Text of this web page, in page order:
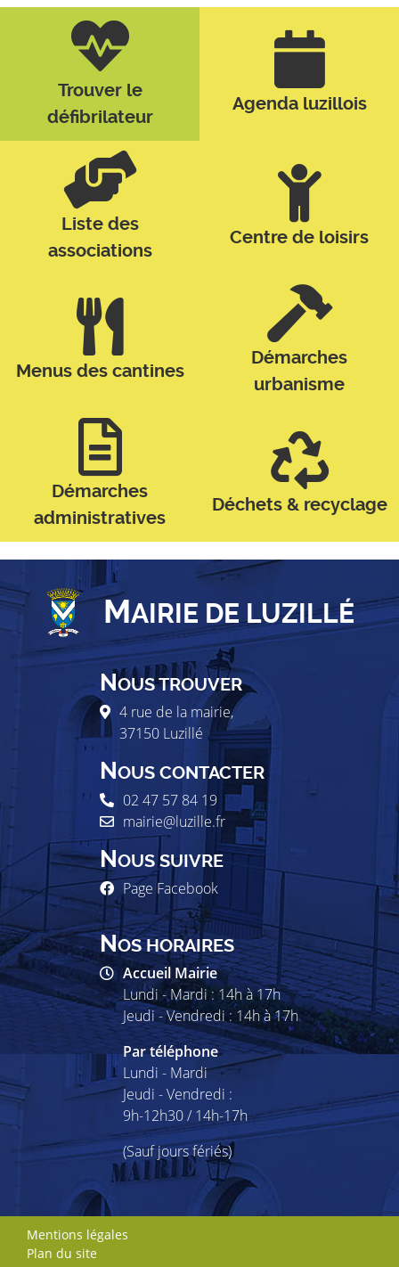
Trouver le
défibrilateur
Agenda luzillois
Liste des
associations
Centre de loisirs
Menus des cantines
Démarches
urbanisme
Démarches
administratives
Déchets & recyclage
MAIRIE DE LUZILLÉ
NOUS TROUVER
4 rue de la mairie,
37150 Luzillé
NOUS CONTACTER
02 47 57 84 19
mairie@luzille.fr
NOUS SUIVRE
Page Facebook
NOS HORAIRES
Accueil Mairie
Lundi - Mardi : 14h à 17h
Jeudi - Vendredi : 14h à 17h
Par téléphone
Lundi - Mardi
Jeudi - Vendredi :
9h-12h30 / 14h-17h
(Sauf jours fériés)
Mentions légales
Plan du site